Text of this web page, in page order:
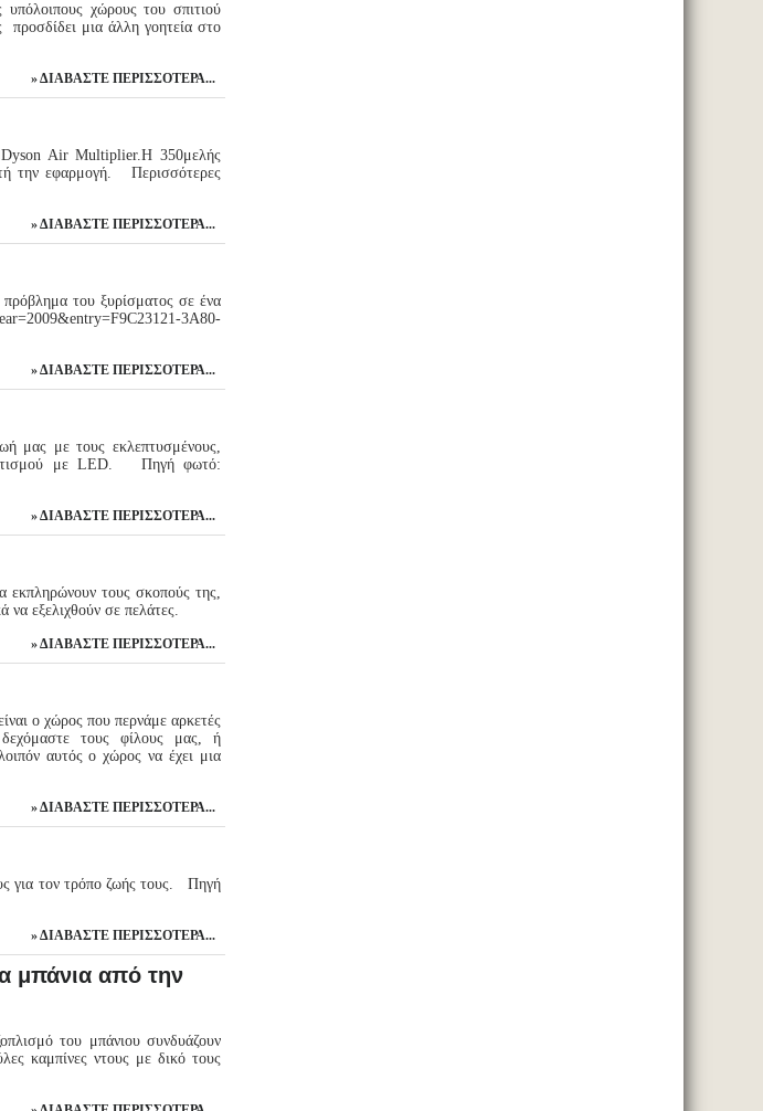
χώρους του σπιτιού
μια άλλη γοητεία στο
ΔΙΑΒΆΣΤΕ ΠΕΡΙΣΣΌΤΕΡΑ...
Dyson Air Multiplier.Η 350μελής
την εφαρμογή. Περισσότερες
ΔΙΑΒΆΣΤΕ ΠΕΡΙΣΣΌΤΕΡΑ...
του ξυρίσματος σε ένα
3A80-
ΔΙΑΒΆΣΤΕ ΠΕΡΙΣΣΌΤΕΡΑ...
μας με τους εκλεπτυσμένους,
με LED. Πηγή φωτό:
ΔΙΑΒΆΣΤΕ ΠΕΡΙΣΣΌΤΕΡΑ...
εκπληρώνουν τους σκοπούς της,
να εξελιχθούν σε πελάτες.
ΔΙΑΒΆΣΤΕ ΠΕΡΙΣΣΌΤΕΡΑ...
ο χώρος που περνάμε αρκετές
τους φίλους μας, ή
αυτός ο χώρος να έχει μια
ΔΙΑΒΆΣΤΕ ΠΕΡΙΣΣΌΤΕΡΑ...
για τον τρόπο ζωής τους. Πηγή
ΔΙΑΒΆΣΤΕ ΠΕΡΙΣΣΌΤΕΡΑ...
μπάνια από την
του μπάνιου συνδυάζουν
καμπίνες ντους με δικό τους